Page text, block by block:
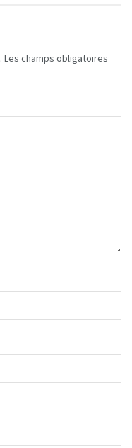
Les champs obligatoires